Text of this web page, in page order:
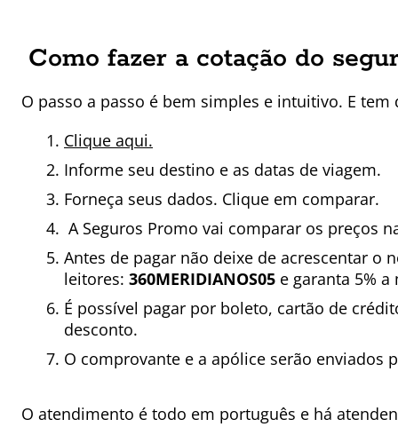
Como fazer a cotação do
O passo a passo é bem simples e intuitivo. E
Clique aqui.
Informe seu destino e as datas de viagem.
Forneça seus dados. Clique em comparar.
A Seguros Promo vai comparar os preços
Antes de pagar não deixe de acrescentar o
leitores: 360MERIDIANOS05 e garanta 5%
É possível pagar por boleto, cartão de
desconto.
O comprovante e a apólice serão enviados
O atendimento é todo em português e há